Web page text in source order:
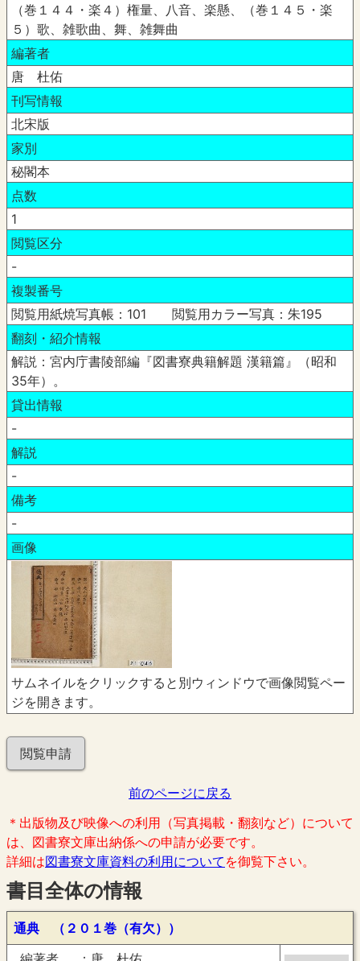
（巻１４４・楽４）権量、八音、楽懸、（巻１４５・楽
５）歌、雑歌曲、舞、雑舞曲
編著者
唐 杜佑
刊写情報
北宋版
家別
秘閣本
点数
1
閲覧区分
-
複製番号
閲覧用紙焼写真帳：101 閲覧用カラー写真：朱195
翻刻・紹介情報
解説：宮内庁書陵部編『図書寮典籍解題 漢籍篇』（昭和
35年）。
貸出情報
-
解説
-
備考
-
画像
サムネイルをクリックすると別ウィンドウで画像閲覧ペー
ジを開きます。
閲覧申請
前のページに戻る
＊出版物及び映像への利用（写真掲載・翻刻など）について
は、図書寮文庫出納係への申請が必要です。
詳細は図書寮文庫資料の利用について を御覧下さい。
書目全体の情報
通典 （２０１巻（有欠））